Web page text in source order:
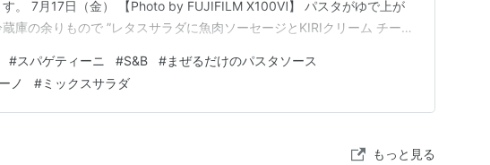
す。 7月17日（金） 【Photo by FUJIFILM X100Ⅵ】 パスタがゆで上が
庫の余りもので ”レタスサラダに魚肉ソーセージとKIRIクリーム チーズ
グで鍋から湯切りしながら器に盛り付 けます。まず、液体ソース部分
#スパゲティーニ #S&B #まぜるだけのパスタソース
ノ #ミックスサラダ
もっと見る